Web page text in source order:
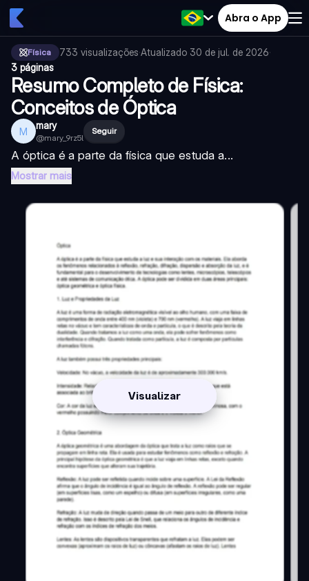
Abra o App
Física 733 visualizações·Atualizado 30 de jul. de 2026·
3 páginas
Resumo Completo de Física:
Conceitos de Óptica
M mary
@mary_9rz5l
Seguir
A óptica é a parte da física que estuda a...
Mostrar mais
Visualizar